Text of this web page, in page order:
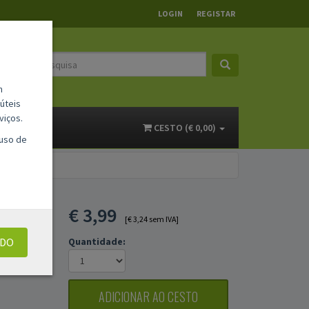
LOGIN REGISTAR
CESTO (€ 0,00)
€3,99 [€ 3,24 sem IVA]
Quantidade:
ADICIONAR AO CESTO
de